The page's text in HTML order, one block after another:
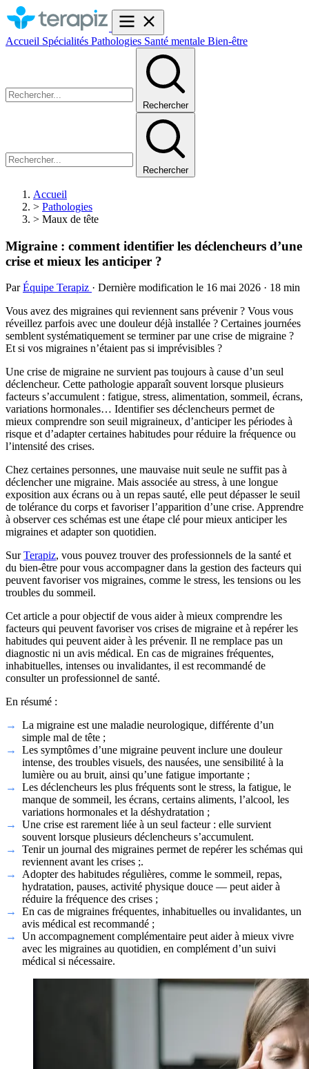
Accueil Spécialités Pathologies Santé mentale Bien-être
Rechercher
Rechercher
Accueil
> Pathologies
> Maux de tête
Migraine : comment identifier les déclencheurs d’une
crise et mieux les anticiper ?
ParÉquipe Terapiz · Dernière modification le 16 mai 2026 · 18 min
Vous avez des migraines qui reviennent sans prévenir ? Vous vous
réveillez parfois avec une douleur déjà installée ? Certaines journées
semblent systématiquement se terminer par une crise de migraine ?
Et si vos migraines n’étaient pas si imprévisibles ?
Une crise de migraine ne survient pas toujours à cause d’un seul
déclencheur. Cette pathologie apparaît souvent lorsque plusieurs
facteurs s’accumulent : fatigue, stress, alimentation, sommeil, écrans,
variations hormonales… Identifier ses déclencheurs permet de
mieux comprendre son seuil migraineux, d’anticiper les périodes à
risque et d’adapter certaines habitudes pour réduire la fréquence ou
l’intensité des crises.
Chez certaines personnes, une mauvaise nuit seule ne suffit pas à
déclencher une migraine. Mais associée au stress, à une longue
exposition aux écrans ou à un repas sauté, elle peut dépasser le seuil
de tolérance du corps et favoriser l’apparition d’une crise. Apprendre
à observer ces schémas est une étape clé pour mieux anticiper les
migraines et adapter son quotidien.
SurTerapiz, vous pouvez trouver des professionnels de la santé et
du bien-être pour vous accompagner dans la gestion des facteurs qui
peuvent favoriser vos migraines, comme le stress, les tensions ou les
troubles du sommeil.
Cet article a pour objectif de vous aider à mieux comprendre les
facteurs qui peuvent favoriser vos crises de migraine et à repérer les
habitudes qui peuvent aider à les prévenir. Il ne remplace pas un
diagnostic ni un avis médical. En cas de migraines fréquentes,
inhabituelles, intenses ou invalidantes, il est recommandé de
consulter un professionnel de santé.
En résumé :
La migraine est une maladie neurologique, différente d’un
simple mal de tête ;
Les symptômes d’une migraine peuvent inclure une douleur
intense, des troubles visuels, des nausées, une sensibilité à la
lumière ou au bruit, ainsi qu’une fatigue importante ;
Les déclencheurs les plus fréquents sont le stress, la fatigue, le
manque de sommeil, les écrans, certains aliments, l’alcool, les
variations hormonales et la déshydratation ;
Une crise est rarement liée à un seul facteur : elle survient
souvent lorsque plusieurs déclencheurs s’accumulent.
Tenir un journal des migraines permet de repérer les schémas qui
reviennent avant les crises ;.
Adopter des habitudes régulières, comme le sommeil, repas,
hydratation, pauses, activité physique douce — peut aider à
réduire la fréquence des crises ;
En cas de migraines fréquentes, inhabituelles ou invalidantes, un
avis médical est recommandé ;
Un accompagnement complémentaire peut aider à mieux vivre
avec les migraines au quotidien, en complément d’un suivi
médical si nécessaire.